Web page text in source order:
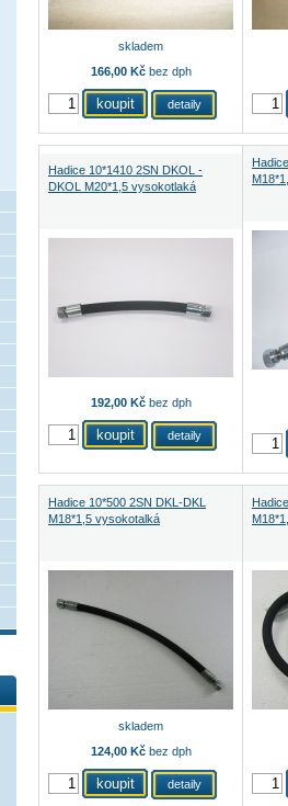
skladem
166,00 Kčbez dph
detaily
Hadice 10*1410 2SN DKOL -
DKOL M20*1,5 vysokotlaká
192,00 Kčbez dph
detaily
Hadice 10*500 2SN DKL-DKL
M18*1,5 vysokotalká
skladem
124,00 Kčbez dph
detaily